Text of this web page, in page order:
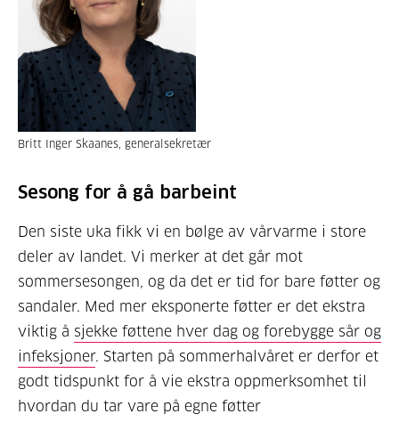
Britt Inger Skaanes, generalsekretær
Sesong for å gå barbeint
Den siste uka fikk vi en bølge av vårvarme i store
deler av landet. Vi merker at det går mot
sommersesongen, og da det er tid for bare føtter og
sandaler. Med mer eksponerte føtter er det ekstra
viktig å sjekke føttene hver dag og forebygge sår og
infeksjoner. Starten på sommerhalvåret er derfor et
godt tidspunkt for å vie ekstra oppmerksomhet til
hvordan du tar vare på egne føtter